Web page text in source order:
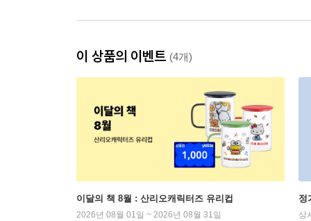
이 상품의 이벤트 (4개)
이달의 책 8월 : 산리오캐릭터즈 유리컵
2026년 08월 01일 ~ 2026년 08월 31일
정
상